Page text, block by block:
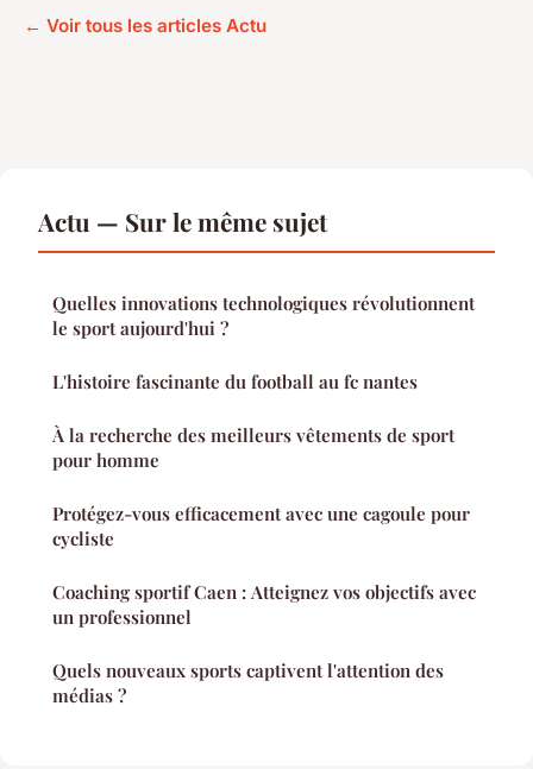
← Voir tous les articles Actu
Actu — Sur le même sujet
Quelles innovations technologiques révolutionnent
le sport aujourd'hui ?
L'histoire fascinante du football au fc nantes
À la recherche des meilleurs vêtements de sport
pour homme
Protégez-vous efficacement avec une cagoule pour
cycliste
Coaching sportif Caen : Atteignez vos objectifs avec
un professionnel
Quels nouveaux sports captivent l'attention des
médias ?